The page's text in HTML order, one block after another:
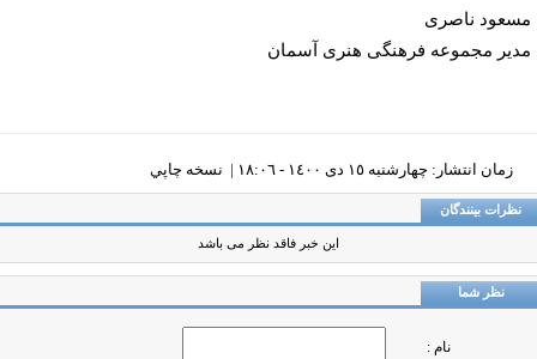
ناصری
مجموعه فرهنگی هنری آسمان
زمان انتشار: چهارشنبه ١٥ دی ١٤٠٠ - ١٨:٠٦ | نسخه چاپي
بینندگان
این خبر فاقد نظر می باشد
نظر شما
نام :